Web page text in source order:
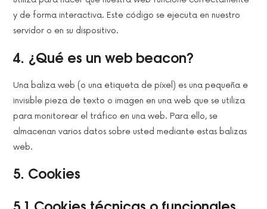
y de forma interactiva. Este código se ejecuta en nuestro
servidor o en su dispositivo.
4. ¿Qué es un web beacon?
Una baliza web (o una etiqueta de píxel) es una pequeña e
invisible pieza de texto o imagen en una web que se utiliza
para monitorear el tráfico en una web. Para ello, se
almacenan varios datos sobre usted mediante estas balizas
web.
5. Cookies